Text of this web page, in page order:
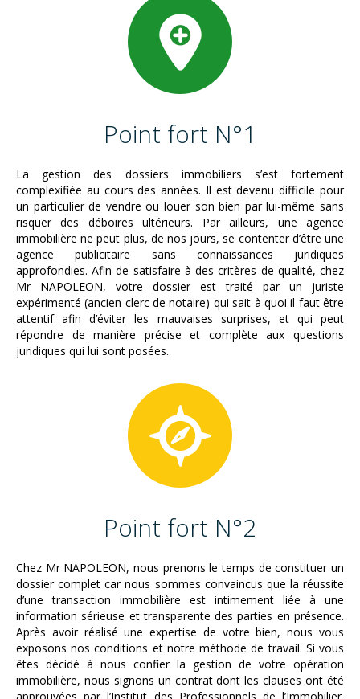
Point fort N°1
La gestion des dossiers immobiliers s’est fortement
complexifiée au cours des années. Il est devenu difficile pour
un particulier de vendre ou louer son bien par lui-même sans
risquer des déboires ultérieurs. Par ailleurs, une agence
immobilière ne peut plus, de nos jours, se contenter d’être une
agence publicitaire sans connaissances juridiques
approfondies. Afin de satisfaire à des critères de qualité, chez
Mr NAPOLEON, votre dossier est traité par un juriste
expérimenté (ancien clerc de notaire) qui sait à quoi il faut être
attentif afin d’éviter les mauvaises surprises, et qui peut
répondre de manière précise et complète aux questions
juridiques qui lui sont posées.
Point fort N°2
Chez Mr NAPOLEON, nous prenons le temps de constituer un
dossier complet car nous sommes convaincus que la réussite
d’une transaction immobilière est intimement liée à une
information sérieuse et transparente des parties en présence.
Après avoir réalisé une expertise de votre bien, nous vous
exposons nos conditions et notre méthode de travail. Si vous
êtes décidé à nous confier la gestion de votre opération
immobilière, nous signons un contrat dont les clauses ont été